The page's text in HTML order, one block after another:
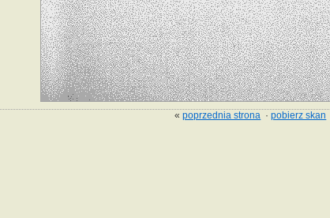
«poprzednia strona ·pobierz skan